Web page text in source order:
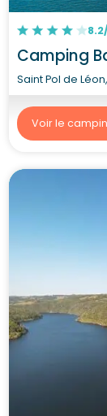
Camping
Saint Pol de
Voir le